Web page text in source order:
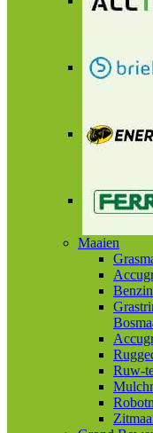
Maaien
Ruw-